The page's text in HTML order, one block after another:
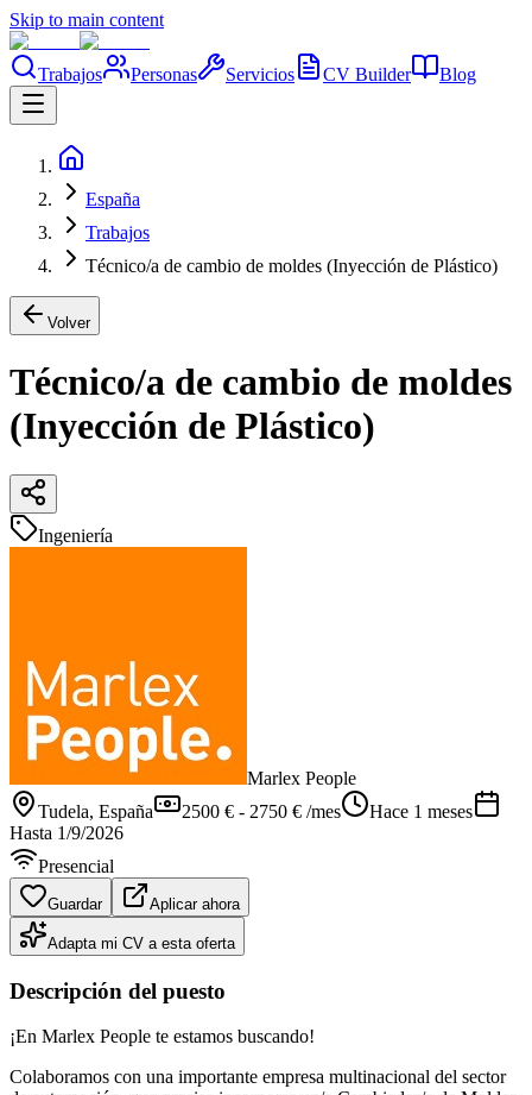
Skip to main content
Trabajos Personas Servicios CV Builder Blog
España
Trabajos
Técnico/a de cambio de moldes (Inyección de Plástico)
Volver
Técnico/a de cambio de moldes
(Inyección de Plástico)
Ingeniería
Marlex People
Tudela, España 2500 € - 2750 € /mes
Hace 1 meses
Hasta 1/9/2026
Presencial
Guardar Aplicar ahora
Adapta mi CV a esta oferta
Descripción del puesto
¡En Marlex People te estamos buscando!
Colaboramos con una importante empresa multinacional del sector